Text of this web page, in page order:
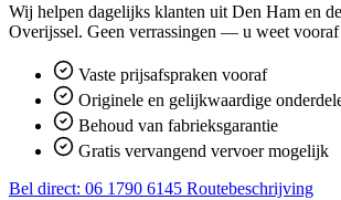
Wij helpen dagelijks klanten uit Den Ham en
Overijssel. Geen verrassingen — u weet
Vaste prijsafspraken vooraf
Originele en gelijkwaardige
Behoud van fabrieksgarantie
Gratis vervangend vervoer mogelijk
Bel direct: 06 1790 6145 Routebeschrijving